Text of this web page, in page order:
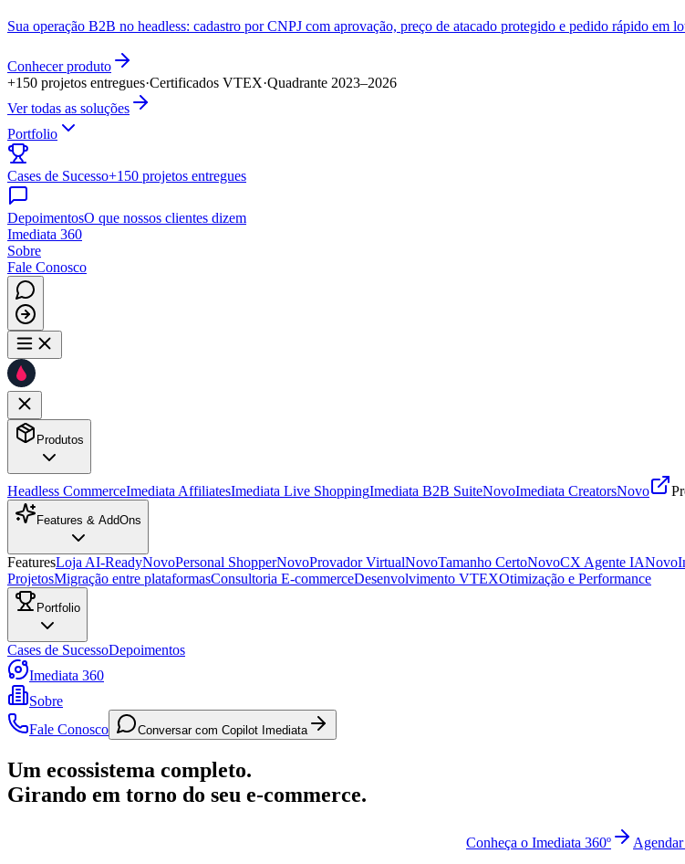
Sua operação B2B no headless: cadastro por CNPJ com aprovação, preço de atacado protegido e pedido rápido em
Conhecer produto
+150 projetos entregues·Certificados VTEX·Quadrante 2023–2026
Ver todas as soluções
Portfolio
Cases de Sucesso+150 projetos entregues
DepoimentosO que nossos clientes dizem
Imediata 360
Sobre
Fale Conosco
Produtos
Headless CommerceImediata AffiliatesImediata Live ShoppingImediata B2B SuiteNovoImediata CreatorsNovo
Features & AddOns
FeaturesLoja AI-ReadyNovoPersonal ShopperNovoProvador VirtualNovoTamanho CertoNovoCX Agente IANovo
ProjetosMigração entre plataformasConsultoria E-commerceDesenvolvimento VTEXOtimização e Performance
Portfolio
Cases de SucessoDepoimentos
Imediata 360
Sobre
Fale Conosco
Conversar com Copilot Imediata
Um ecossistema completo.
Girando em torno do seu e-commerce.
Conheça o Imediata 360º